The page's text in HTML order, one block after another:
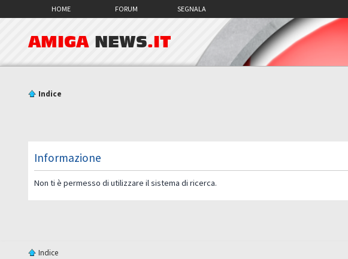
HOME FORUM SEGNALA
AMIGA NEWS.IT
Indice
Informazione
Non ti è permesso di utilizzare il sistema di ricerca.
Indice